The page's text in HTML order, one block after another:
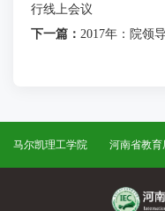
行线上会议
下一篇： 2017年：院领
马尔凯理工学院 河南省教育